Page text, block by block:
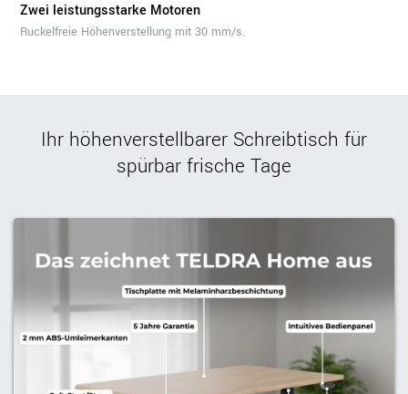
Zwei leistungsstarke Motoren
Ruckelfreie Höhenverstellung mit 30 mm/s.
Ihr höhenverstellbarer Schreibtisch für
spürbar frische Tage